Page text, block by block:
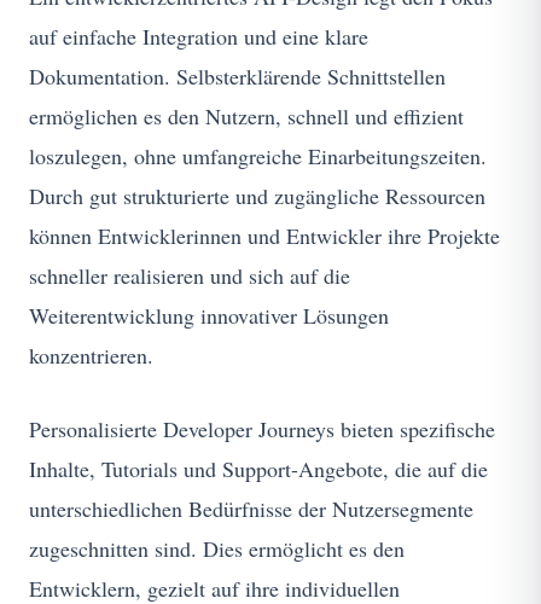
auf einfache Integration und eine klare
Dokumentation. Selbsterklärende Schnittstellen
ermöglichen es den Nutzern, schnell und effizient
loszulegen, ohne umfangreiche Einarbeitungszeiten.
Durch gut strukturierte und zugängliche Ressourcen
können Entwicklerinnen und Entwickler ihre Projekte
schneller realisieren und sich auf die
Weiterentwicklung innovativer Lösungen
konzentrieren.
Personalisierte Developer Journeys bieten spezifische
Inhalte, Tutorials und Support-Angebote, die auf die
unterschiedlichen Bedürfnisse der Nutzersegmente
zugeschnitten sind. Dies ermöglicht es den
Entwicklern, gezielt auf ihre individuellen